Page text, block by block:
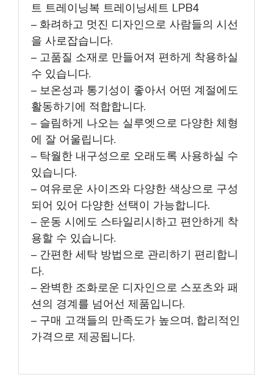
트 트레이닝복 트레이닝세트 LPB4
– 화려하고 멋진 디자인으로 사람들의 시선
을 사로잡습니다.
– 고품질 소재로 만들어져 편하게 착용하실
수 있습니다.
– 보온성과 통기성이 좋아서 어떤 계절에도
활동하기에 적합합니다.
– 슬림하게 나오는 실루엣으로 다양한 체형
에 잘 어울립니다.
– 탁월한 내구성으로 오래도록 사용하실 수
있습니다.
– 여유로운 사이즈와 다양한 색상으로 구성
되어 있어 다양한 선택이 가능합니다.
– 운동 시에도 스타일리시하고 편안하게 착
용할 수 있습니다.
– 간편한 세탁 방법으로 관리하기 편리합니
다.
– 완벽한 조화로운 디자인으로 스포츠와 패
션의 경계를 넘어선 제품입니다.
– 구매 고객들의 만족도가 높으며, 합리적인
가격으로 제공됩니다.